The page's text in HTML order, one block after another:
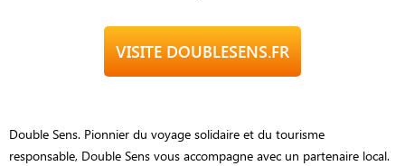
VISITE DOUBLESENS.FR
Double Sens. Pionnier du voyage solidaire et du tourisme
responsable, Double Sens vous accompagne avec un partenaire local.